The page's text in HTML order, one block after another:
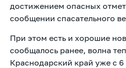
достижением опасных
сообщении спасательного
При этом есть и хорошие
сообщалось ранее, волна
Краснодарский край уже с